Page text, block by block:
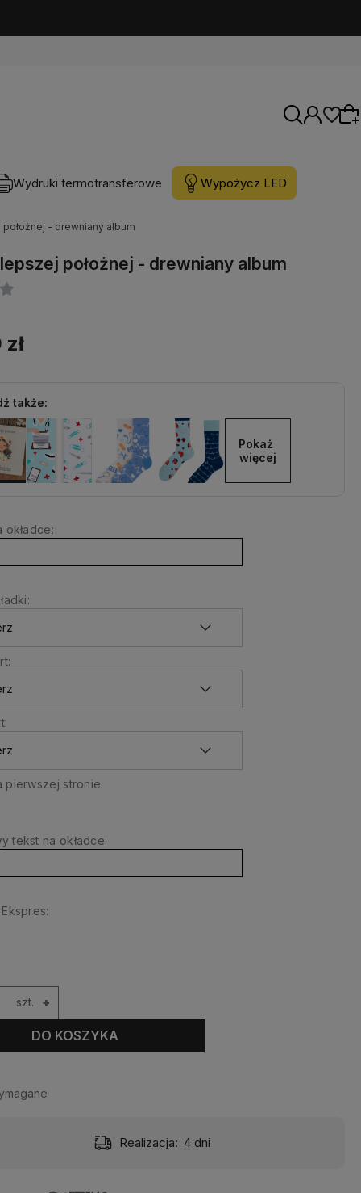
oferty lub zaloguj się, aby przywrócić dodane
produkty do listy z poprzedniej sesji.
Wydruki termotransferowe Wypożycz LED
- drewniany album
położnej - drewniany album
także:
Pokaż
więcej
okładce:
pierwszej stronie:
tekst na okładce:
szt. +
DO KOSZYKA
Realizacja: 4 dni